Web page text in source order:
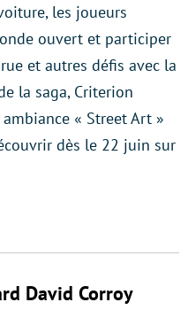
les joueurs
ouvert et participer
et autres défis avec la
la saga, Criterion
ambiance « Street Art »
dès le 22 juin sur
David Corroy